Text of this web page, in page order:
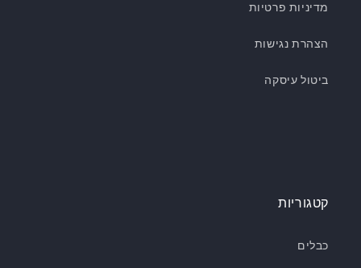
מדיניות פרטיות
הצהרת נגישות
ביטול עיסקה
קטגוריות
כבלים